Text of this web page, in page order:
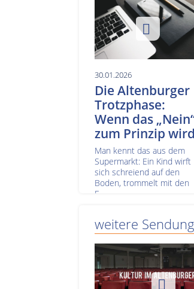
30.01.2026
Die Altenburger
Trotzphase:
Wenn das
zum Prinzip wird
Man kennt das aus dem
Supermarkt: Ein Kind wirft
sich schreiend auf den
Boden, trommelt mit den
F...
weitere